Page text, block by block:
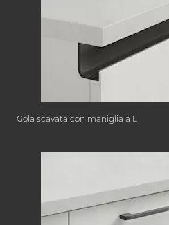
Gola scavata con maniglia a L